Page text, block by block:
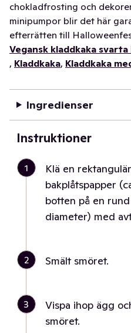
chokladfrosting och
minipumpor blir det här
efterrätten till
Vegansk kladdkaka
, Kladdkaka, Kladdkaka
Ingredienser
Instruktioner
1
Klä en
bakplåtspapper
botten på en
diameter) med
2 Smält smöret.
3
Vispa ihop ägg
smöret.